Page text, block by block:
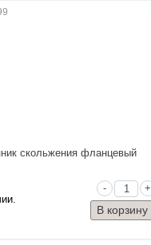
скольжения фланцевый
- +